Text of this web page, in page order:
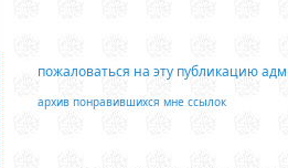
пожаловаться на эту публикацию
архив понравившихся мне ссылок